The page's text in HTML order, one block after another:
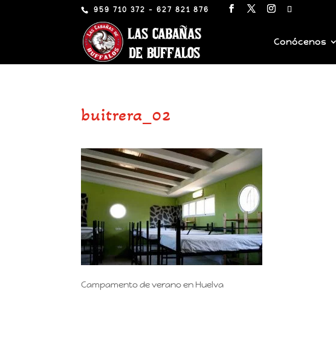
959 710 372 - 627 821 876
Conócenos
buitrera_02
Campamento de verano en Huelva